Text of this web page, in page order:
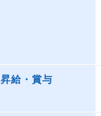
昇給・賞与